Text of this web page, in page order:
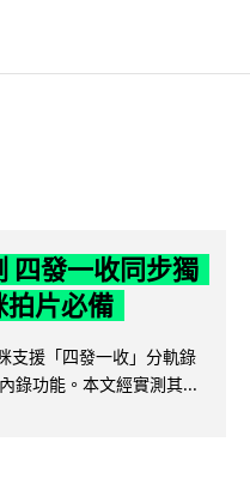
四發一收同步獨
片必備
支援「四發一收」分軌錄
錄功能。本文經實測其...